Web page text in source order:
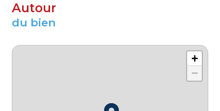
Autour
du bien
+
−